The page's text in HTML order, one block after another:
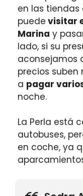
en las tiendas
puede visitar
Marina y
lado, si su
aconsejamos
precios
a pagar
noche.
La Perla está
autobuses,
en coche, ya